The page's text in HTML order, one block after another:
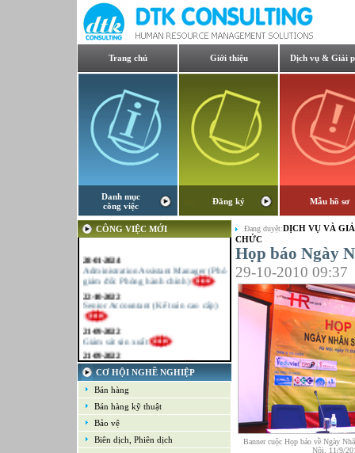
Trang chủ Giới thiệu Dịch vụ & Giải
Danh mục
công việc
Đăng ký Mẫu hồ sơ
CÔNG VIỆC MỚI
Administration Assistant Manager (Phó
giám đốc Phòng hành chính)
22-10-2022
Senior Accountant (Kế toán cao cấp)
21-09-2022
Giám sát sản xuất
21-09-2022
Kế toán tổng hợp – Thuế
16-09-2022
Nhân viên cao cấp NPD - Phát triển sản
phẩm mới
16-09-2022
Giám sát Mua hàng
16-09-2022
Chuyên viên CNTT /Bộ phận Hỗ trợ &
Hệ thống
CƠ HỘI NGHỀ NGHIỆP
Bán hàng
Bán hàng kỹ thuật
Bảo vệ
Biên dịch, Phiên dịch
Đang duyệt:DỊCH VỤ VÀ
CHỨC
Họp báo Ngày
29-10-2010 09:37
Banner cuộc Họp báo về Ngày
Nội, 11/9/